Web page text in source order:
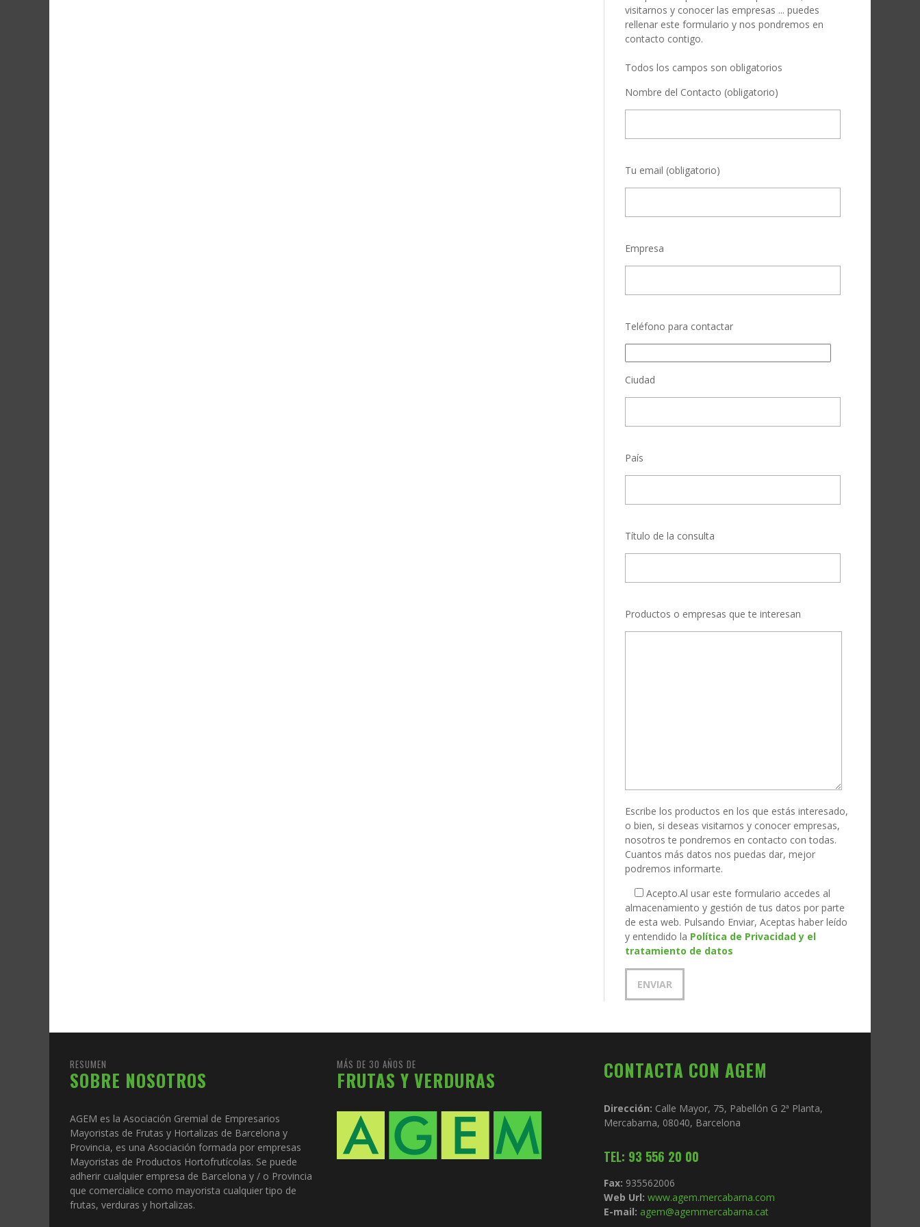
visitarnos y conocer las empresas ... puedes
rellenar este formulario y nos pondremos en
contacto contigo.
Todos los campos son obligatorios
Nombre del Contacto (obligatorio)
Tu email (obligatorio)
Empresa
Teléfono para contactar
Ciudad
País
Título de la consulta
Productos o empresas que te interesan
Escribe los productos en los que estás interesado,
o bien, si deseas visitarnos y conocer empresas,
nosotros te pondremos en contacto con todas.
Cuantos más datos nos puedas dar, mejor
podremos informarte.
Acepto.Al usar este formulario accedes al
almacenamiento y gestión de tus datos por parte
de esta web. Pulsando Enviar, Aceptas haber leído
y entendido la Política de Privacidad y el
tratamiento de datos
RESUMEN
SOBRE NOSOTROS
AGEM es la Asociación Gremial de Empresarios
Mayoristas de Frutas y Hortalizas de Barcelona y
Provincia, es una Asociación formada por empresas
Mayoristas de Productos Hortofrutícolas. Se puede
adherir cualquier empresa de Barcelona y / o Provincia
que comercialice como mayorista cualquier tipo de
frutas, verduras y hortalizas.
MÁS DE 30 AÑOS DE
FRUTAS Y VERDURAS CONTACTA CON AGEM
Dirección: Calle Mayor, 75, Pabellón G 2ª Planta,
Mercabarna, 08040, Barcelona
TEL: 93 556 20 00
Fax: 935562006
Web Url: www.agem.mercabarna.com
E-mail: agem@agemmercabarna.cat